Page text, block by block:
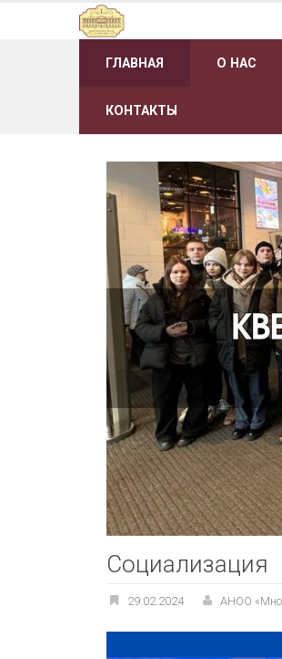
ГЛАВНАЯ О НАС
КОНТАКТЫ
Социализация
29.02.2024 АНОО